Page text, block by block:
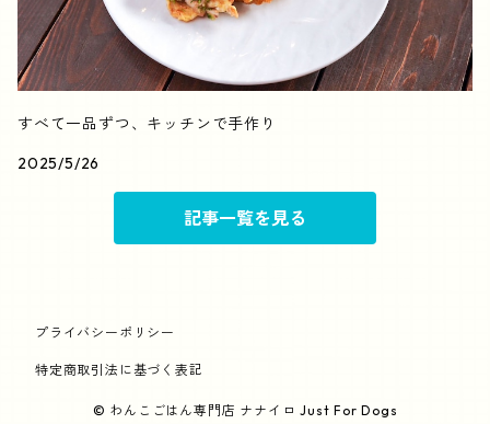
すべて一品ずつ、キッチンで手作り
2025/5/26
記事一覧を見る
プライバシーポリシー
特定商取引法に基づく表記
© わんこごはん専門店 ナナイロ Just For Dogs